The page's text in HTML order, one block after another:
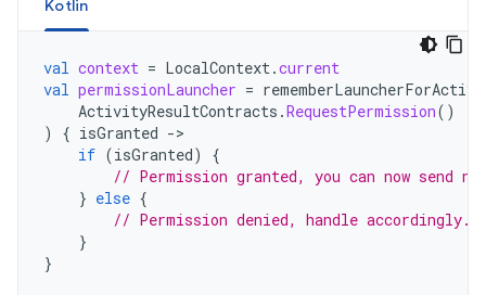
Kotlin
val context = LocalContext.current
val permissionLauncher =
ActivityResultContracts .RequestPermission()
)
{ isGranted -
if (isGranted)
{
// Permission granted, you can now send
} else {
// Permission denied, handle accordingly.
}
}